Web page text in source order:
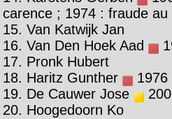
carence ; 1974 : fraude au
15. Van Katwijk Jan
16. Van Den Hoek Aad
17. Pronk Hubert
18. Haritz Gunther
1976
19. De Cauwer Jose
20. Hoogedoorn Ko